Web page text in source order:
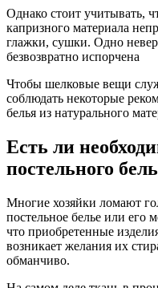
Однако стоит учитывать,
капризного материала
глажки, сушки. Одно
безвозвратно испорчена
Чтобы шелковые вещи
соблюдать некоторые
белья из натурального
Есть ли
постельного
Многие хозяйки ломают
постельное белье или его
что приобретенные
возникает желания их
обманчиво.